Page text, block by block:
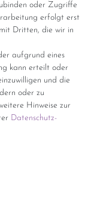
oder Zugriffe
erfolgt erst
Dritten, die wir in
aufgrund eines
kann erteilt oder
und die
oder zu
Hinweise zur
Daten­schutz­
) inkl. MwSt.
wir dieses an.
gem. § 25a
der
nicht.)